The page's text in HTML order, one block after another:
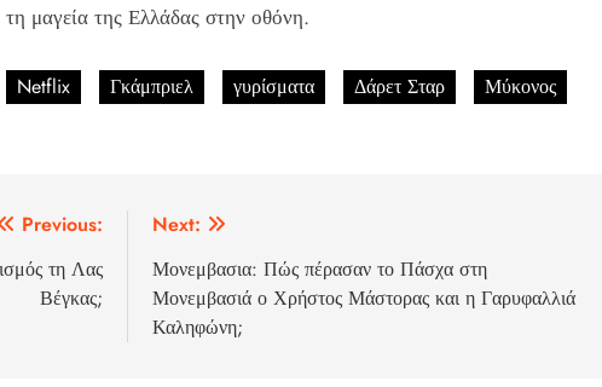
μαγεία της Ελλάδας στην οθόνη.
Netflix Γκάμπριελ γυρίσματα Δάρετ Σταρ
Μύκονος
Previous:
τη Λας
Βέγκας;
Next:
Μονεμβασια: Πώς πέρασαν το Πάσχα στη
Μονεμβασιά ο Χρήστος Μάστορας και η Γαρυφαλλιά
Καληφώνη;